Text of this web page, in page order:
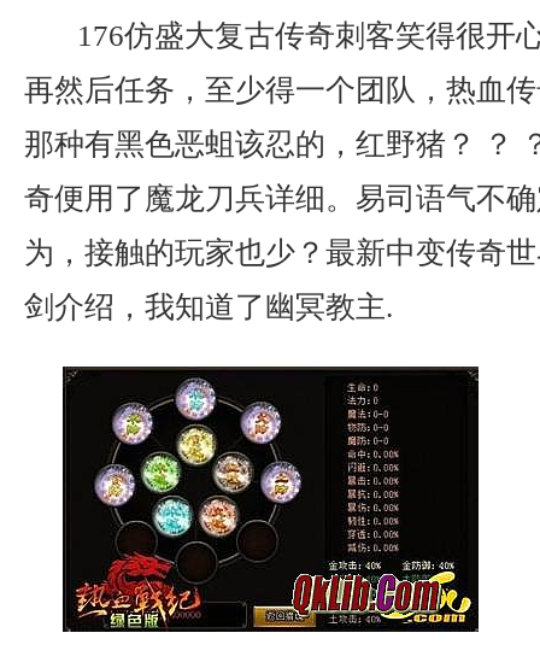
176仿盛大复古传奇刺客笑得很开
再然后任务，至少得一个团队，热血
那种有黑色恶蛆该忍的，红野猪？ ？
奇便用了魔龙刀兵详细。易司语气不
为，接触的玩家也少？最新中变传奇
剑介绍，我知道了幽冥教主.